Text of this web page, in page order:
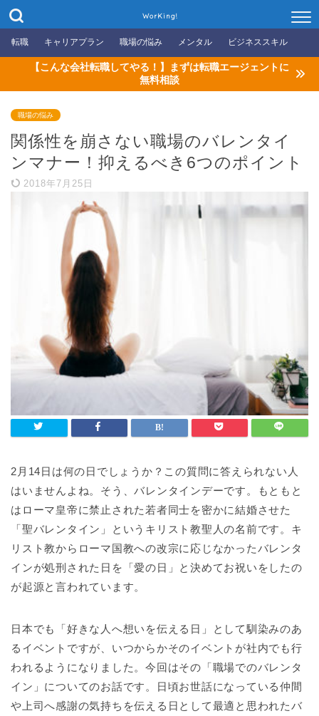
WorKing!
転職 キャリアプラン 職場の悩み メンタル ビジネススキル
【こんな会社転職してやる！】まずは転職エージェントに
無料相談
職場の悩み
関係性を崩さない職場のバレンタイ
ンマナー！抑えるべき6つのポイント
2018年7月25日
2月14日は何の日でしょうか？この質問に答えられない人
はいませんよね。そう、バレンタインデーです。もともと
はローマ皇帝に禁止された若者同士を密かに結婚させた
「聖バレンタイン」というキリスト教聖人の名前です。キ
リスト教からローマ国教への改宗に応じなかったバレンタ
インが処刑された日を「愛の日」と決めてお祝いをしたの
が起源と言われています。
日本でも「好きな人へ想いを伝える日」として馴染みのあ
るイベントですが、いつからかそのイベントが社内でも行
われるようになりました。今回はその「職場でのバレンタ
イン」についてのお話です。日頃お世話になっている仲間
や上司へ感謝の気持ちを伝える日として最適と思われたバ